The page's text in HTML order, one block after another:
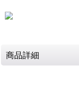
商品詳細